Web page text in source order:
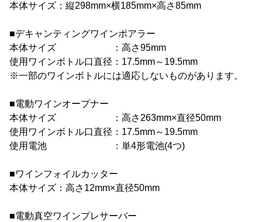
本体サイズ：縦298mm×横185mm×高さ85mm
■デキャンティングワインポアラー
本体サイズ ：高さ95mm
使用ワインボトル口直径：17.5mm～19.5mm
※一部のワインボトルには適応しないものがあります。
■電動ワインオープナー
本体サイズ ：高さ263mm×直径50mm
使用ワインボトル口直径：17.5mm～19.5mm
使用電池 ：単4形電池(4つ)
■ワインフォイルカッター
本体サイズ：高さ12mm×直径50mm
■電動真空ワインプレサーバー